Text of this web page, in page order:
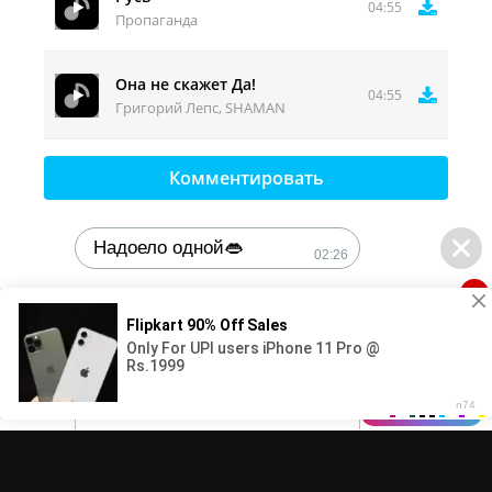
Пропаганда
04:55
Она не скажет Да!
Григорий Лепс, SHAMAN
04:55
Комментировать
Надоело одной👄 02:26
🔞Может, изменим это?💦
1